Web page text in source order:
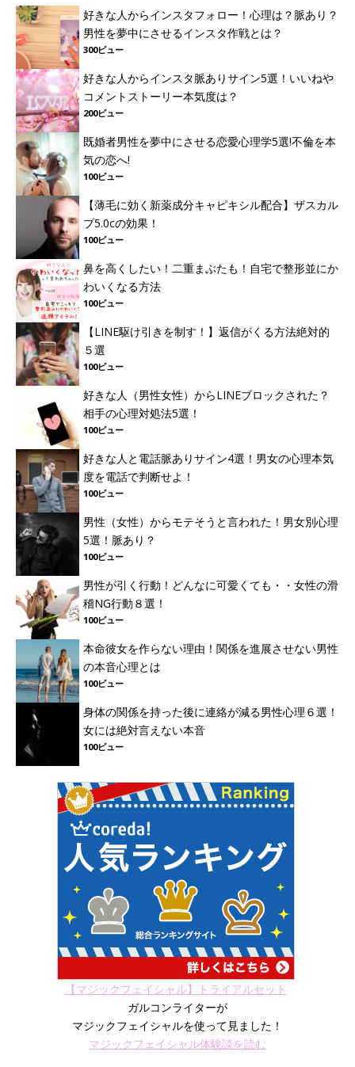
好きな人からインスタフォロー！心理は？脈あり？
男性を夢中にさせるインスタ作戦とは？
300ビュー
好きな人からインスタ脈ありサイン5選！いいねや
コメントストーリー本気度は？
200ビュー
既婚者男性を夢中にさせる恋愛心理学5選!不倫を本
気の恋へ!
100ビュー
【薄毛に効く新薬成分キャピキシル配合】ザスカル
プ5.0cの効果！
100ビュー
鼻を高くしたい！二重まぶたも！自宅で整形並にか
わいくなる方法
100ビュー
【LINE駆け引きを制す！】返信がくる方法絶対的
５選
100ビュー
好きな人（男性女性）からLINEブロックされた？
相手の心理対処法5選！
100ビュー
好きな人と電話脈ありサイン4選！男女の心理本気
度を電話で判断せよ！
100ビュー
男性（女性）からモテそうと言われた！男女別心理
5選！脈あり？
100ビュー
男性が引く行動！どんなに可愛くても・・女性の滑
稽NG行動８選！
100ビュー
本命彼女を作らない理由！関係を進展させない男性
の本音心理とは
100ビュー
身体の関係を持った後に連絡が減る男性心理６選！
女には絶対言えない本音
100ビュー
【マジックフェイシャル】トライアルセット
ガルコンライターが
マジックフェイシャルを使って見ました！
マジックフェイシャル体験談を読む